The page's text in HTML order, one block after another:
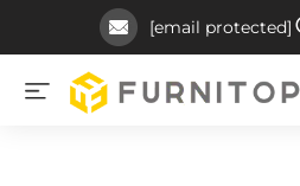
[email protected]